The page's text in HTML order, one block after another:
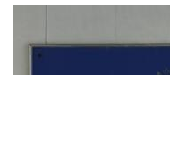
Нехватку
регионе
расценили